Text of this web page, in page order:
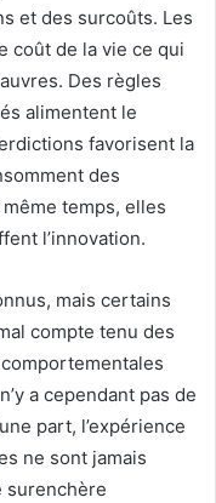
et des surcoûts. Les
coût de la vie ce qui
Des règles
alimentent le
favorisent la
des
temps, elles
l’innovation.
mais certains
compte tenu des
a cependant pas de
part, l’expérience
ne sont jamais
surenchère